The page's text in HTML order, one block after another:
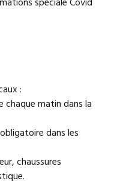
:
chaque matin dans la
dans les
chaussures